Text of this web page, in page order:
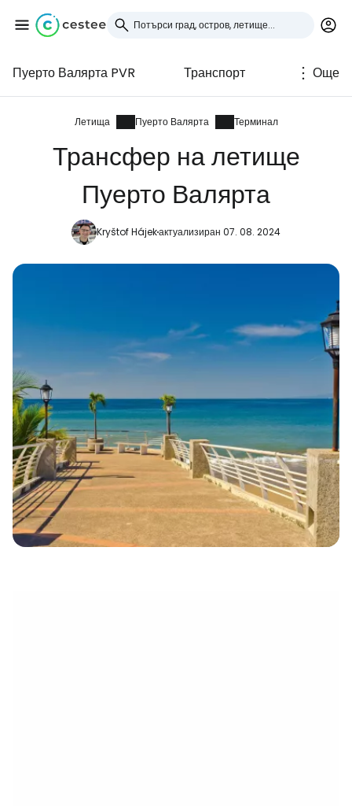
Пуерто Валярта PVR Транспорт Още
Летища Пуерто Валярта Терминал
Трансфер на летище
Пуерто Валярта
Kryštof Hájekактуализиран 07. 08. 2024
Влезте в Cestee
... световната общност на туристите
Продължете с Google
Продължете с Facebook